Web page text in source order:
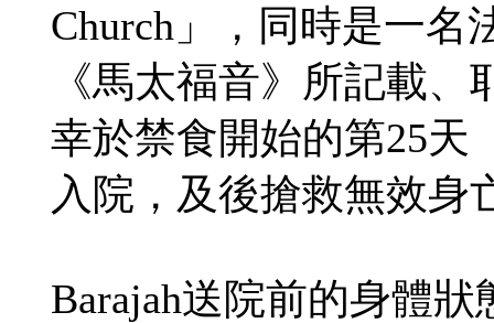
Church」，同時是一名
《馬太福音》所記載
幸於禁食開始的第25天
入院，及後搶救無效身
Barajah送院前的身體